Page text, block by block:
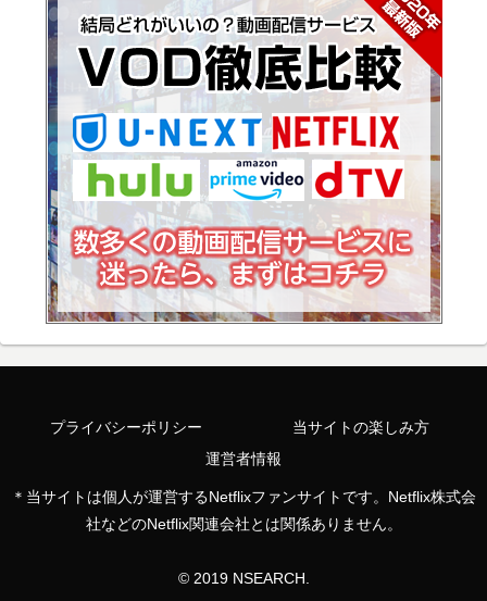
プライバシーポリシー
当サイトの楽しみ方
運営者情報
＊当サイトは個人が運営するNetflixファンサイトです。Netflix株式会
社などのNetflix関連会社とは関係ありません。
© 2019 NSEARCH.